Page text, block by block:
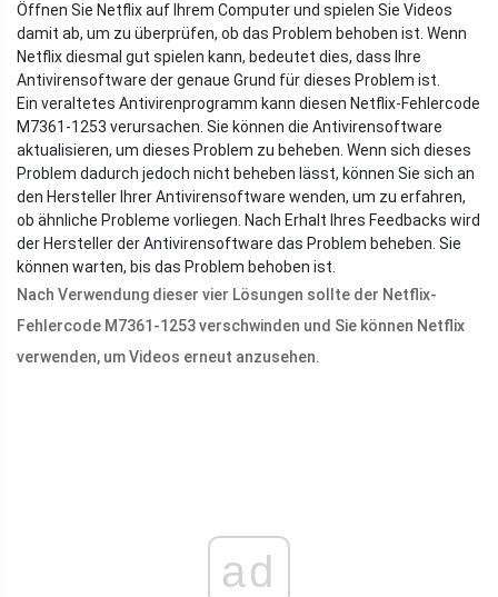
Öffnen Sie Netflix auf Ihrem Computer und spielen Sie Videos
damit ab, um zu überprüfen, ob das Problem behoben ist. Wenn
Netflix diesmal gut spielen kann, bedeutet dies, dass Ihre
Antivirensoftware der genaue Grund für dieses Problem ist.
Ein veraltetes Antivirenprogramm kann diesen Netflix-Fehlercode
M7361-1253 verursachen. Sie können die Antivirensoftware
aktualisieren, um dieses Problem zu beheben. Wenn sich dieses
Problem dadurch jedoch nicht beheben lässt, können Sie sich an
den Hersteller Ihrer Antivirensoftware wenden, um zu erfahren,
ob ähnliche Probleme vorliegen. Nach Erhalt Ihres Feedbacks wird
der Hersteller der Antivirensoftware das Problem beheben. Sie
können warten, bis das Problem behoben ist.
Nach Verwendung dieser vier Lösungen sollte der Netflix-
Fehlercode M7361-1253 verschwinden und Sie können Netflix
verwenden, um Videos erneut anzusehen.
ad